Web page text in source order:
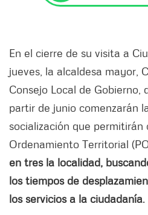
En el cierre de su visita a
jueves, la alcaldesa mayor,
Consejo Local de Gobierno,
partir de junio comenzarán
socialización que permitirán
Ordenamiento Territorial
en tres la localidad,
los tiempos de
los servicios a la ciudadanía.